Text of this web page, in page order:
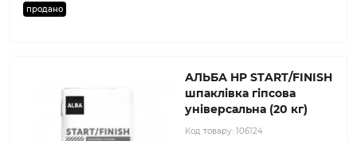
продано
АЛЬБА HP START/FINISH
шпаклівка гіпсова
універсальна (20 кг)
Код товару: 106124